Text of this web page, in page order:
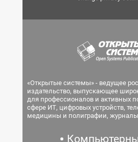
«Открытые системы» - ведущее
издательство, выпускающее
для профессионалов и активных
сфере ИТ, цифровых устройств,
медицины и полиграфии, журналы